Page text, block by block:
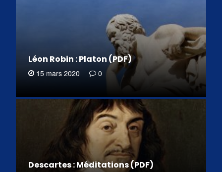
Léon Robin : Platon (PDF)
15 mars 2020 0
Descartes : Méditations (PDF)